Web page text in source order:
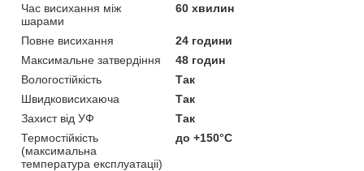
Час висихання між
шарами
60 хвилин
Повне висихання
24 години
Максимальне затвердіння
48 годин
Вологостійкість
Так
Швидковисихаюча
Так
Захист від УФ
Так
Термостійкість
(максимальна
температура експлуатаціі)
до +150°С